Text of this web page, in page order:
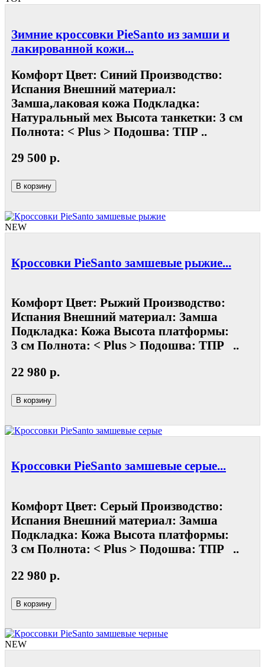
Зимние кроссовки PieSanto из замши и
лакированной кожи...
Комфорт Цвет: Синий Производство:
Испания Внешний материал:
Замша,лаковая кожа Подкладка:
Натуральный мех Высота танкетки: 3 см
Полнота: < Plus > Подошва: ТПР ..
29 500 р.
В корзину
NEW
Кроссовки PieSanto замшевые рыжие...
Комфорт Цвет: Рыжий Производство:
Испания Внешний материал: Замша
Подкладка: Кожа Высота платформы:
3 см Полнота: < Plus > Подошва: ТПР ..
22 980 р.
В корзину
Кроссовки PieSanto замшевые серые...
Комфорт Цвет: Серый Производство:
Испания Внешний материал: Замша
Подкладка: Кожа Высота платформы:
3 см Полнота: < Plus > Подошва: ТПР ..
22 980 р.
В корзину
NEW